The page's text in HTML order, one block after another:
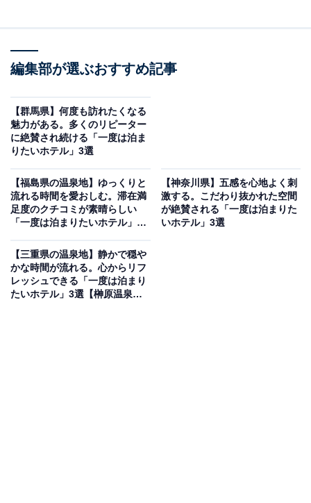
箱根湯本温泉 ホテルおくゆもと（画像：「箱根湯本温泉 ホテルおくゆも
と」公式Webサイトより）
「箱根湯本温泉 ホテルおくゆもと」は、須雲川のせせら
呂「滝観の湯」やご婦人露天風呂「ふじの湯」で豊かな
自然を感じながら寛げます。食事は、お食事処「山里」
編集部が選ぶおすすめ記事
【群馬県】何度も訪れたくなる
魅力がある。多くのリピーター
に絶賛され続ける「一度は泊ま
りたいホテル」3選
【福島県の温泉地】ゆっくりと
流れる時間を愛おしむ。滞在満
足度のクチコミが素晴らしい
「一度は泊まりたいホテル」3
泉・飯坂温泉】
【神奈川県】五感を心地よく刺
激する。こだわり抜かれた空間
が絶賛される「一度は泊まりた
いホテル」3選
【三重県の温泉地】静かで穏や
かな時間が流れる。心からリフ
レッシュできる「一度は泊まり
たいホテル」3選【榊原温泉・